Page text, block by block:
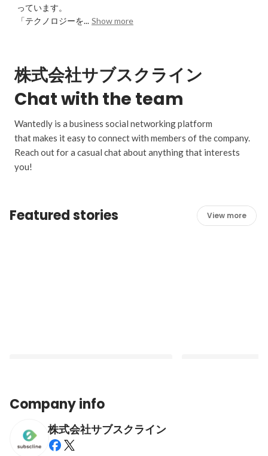
っています。
「テクノロジーを... Show more
株式会社サブスクライン
Chat with the team
Wantedly is a business social networking platform
that makes it easy to connect with members of the company.
Reach out for a casual chat about anything that interests
you!
Featured stories View more
【株式会社サブスクライン】4社合同WEB
セミナーを11/28 12:00~開催！ 99%の人が
Company info
株式会社サブスクライン